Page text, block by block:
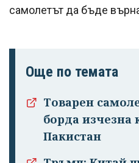
самолетът да бъде
Още по темата
Товарен
борда изчезна
Пакистан